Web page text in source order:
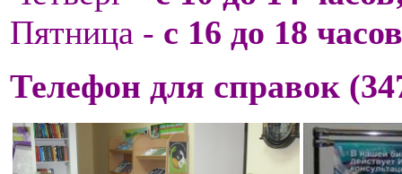
Пятница - с 16 до 18
Телефон для справок